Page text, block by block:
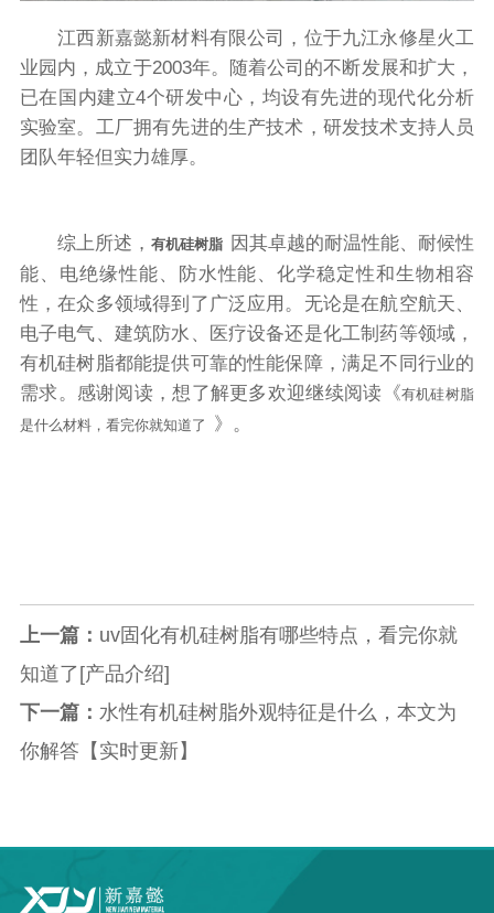
江西新嘉懿新材料有限公司，位于九江永修星火工
业园内，成立于2003年。随着公司的不断发展和扩大，
已在国内建立4个研发中心，均设有先进的现代化分析
实验室。工厂拥有先进的生产技术，研发技术支持人员
团队年轻但实力雄厚。
综上所述， 有机硅树脂 因其卓越的耐温性能、耐候性
能、电绝缘性能、防水性能、化学稳定性和生物相容
性，在众多领域得到了广泛应用。无论是在航空航天、
电子电气、建筑防水、医疗设备还是化工制药等领域，
有机硅树脂都能提供可靠的性能保障，满足不同行业的
需求。感谢阅读，想了解更多欢迎继续阅读《有机硅树脂
是什么材料，看完你就知道了
》。
上一篇： uv固化有机硅树脂有哪些特点，看完你就
知道了[产品介绍]
下一篇： 水性有机硅树脂外观特征是什么，本文为
你解答【实时更新】